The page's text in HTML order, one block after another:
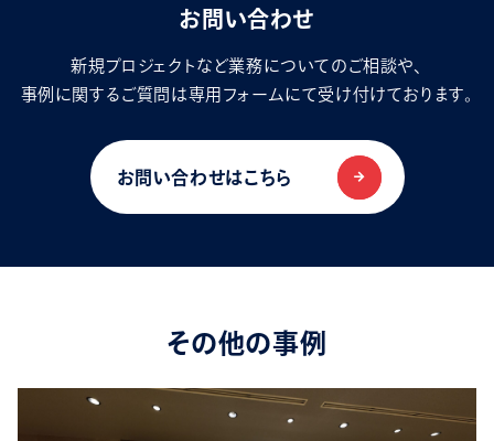
お問い合わせ
新規プロジェクトなど業務についてのご相談や、
事例に関するご質問は専用フォームにて受け付けております。
お問い合わせはこちら
その他の事例